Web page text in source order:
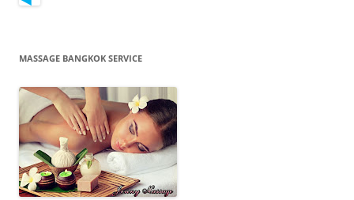
MASSAGE BANGKOK SERVICE